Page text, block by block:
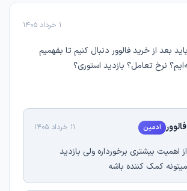
1 خرداد 1405
بعد از خرید فالوور دنبال کنیم تا بفهمیم
نرخ تعامل؟ بازدید استوری؟
ادمین 11 خرداد 1405
اهمیت بیشتری برخورداره ولی بازدید
کمک کننده باشه